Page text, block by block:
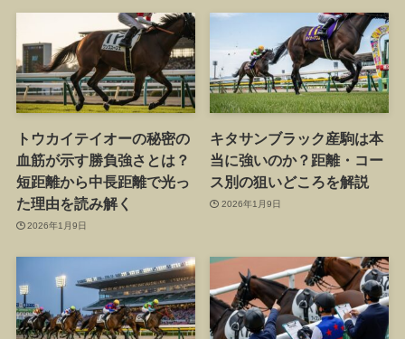
トウカイテイオーの秘密の
血筋が示す勝負強さとは？
短距離から中長距離で光っ
た理由を読み解く
2026年1月9日
キタサンブラック産駒は本
当に強いのか？距離・コー
ス別の狙いどころを解説
2026年1月9日